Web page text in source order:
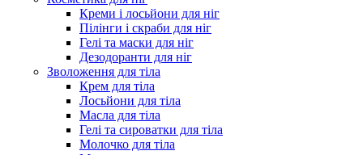
Креми і лосьйони для ніг
Пілінги і скраби для ніг
Гелі та маски для ніг
Дезодоранти для ніг
Зволоження для тіла
Крем для тіла
Лосьйони для тіла
Масла для тіла
Гелі та сироватки для тіла
Молочко для тіла